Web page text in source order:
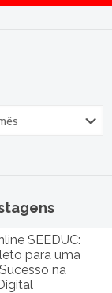
SEEDUC:
para uma
na